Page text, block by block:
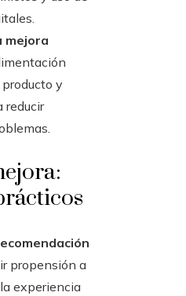
mejora
y
reducir
propensión a
experiencia